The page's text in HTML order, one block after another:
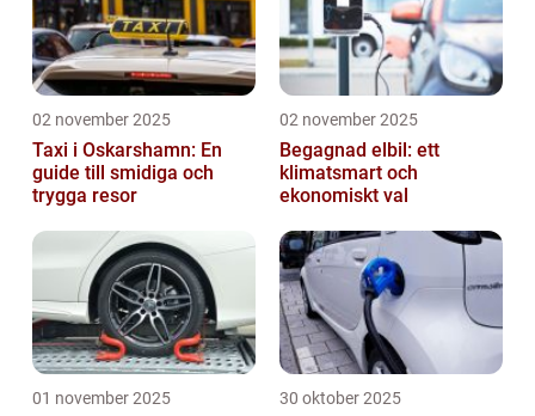
02 november 2025
Taxi i Oskarshamn: En
guide till smidiga och
trygga resor
02 november 2025
Begagnad elbil: ett
klimatsmart och
ekonomiskt val
01 november 2025 30 oktober 2025